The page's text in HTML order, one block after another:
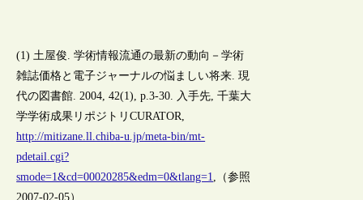
(1) 土屋俊. 学術情報流通の最新の動向－学術
雑誌価格と電子ジャーナルの悩ましい将来. 現
代の図書館. 2004, 42(1), p.3-30. 入手先, 千葉大
学学術成果リポジトリCURATOR,
http://mitizane.ll.chiba-u.jp/meta-bin/mt-
pdetail.cgi?
smode=1&cd=00020285&edm=0&tlang=1,（参照
2007-02-05）.